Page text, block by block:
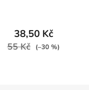
38,50 Kč
55 Kč (–30 %)